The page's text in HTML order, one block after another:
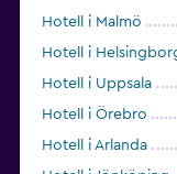
Hotell i Malmö
Hotell i
Hotell i Uppsala
Hotell i Örebro
Hotell i Arlanda